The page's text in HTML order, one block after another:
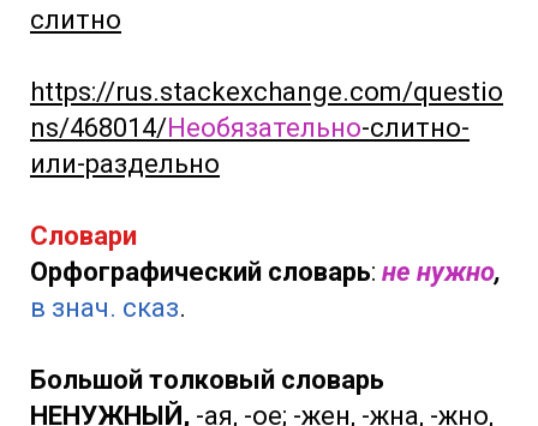
слитно
https://rus.stackexchange.com/questio
ns/468014/Необязательно-слитно-
или-раздельно
Словари
Орфографический словарь: не нужно,
в знач. сказ.
Большой толковый словарь
НЕНУЖНЫЙ, -ая, -ое; -жен, -жна, -жно,